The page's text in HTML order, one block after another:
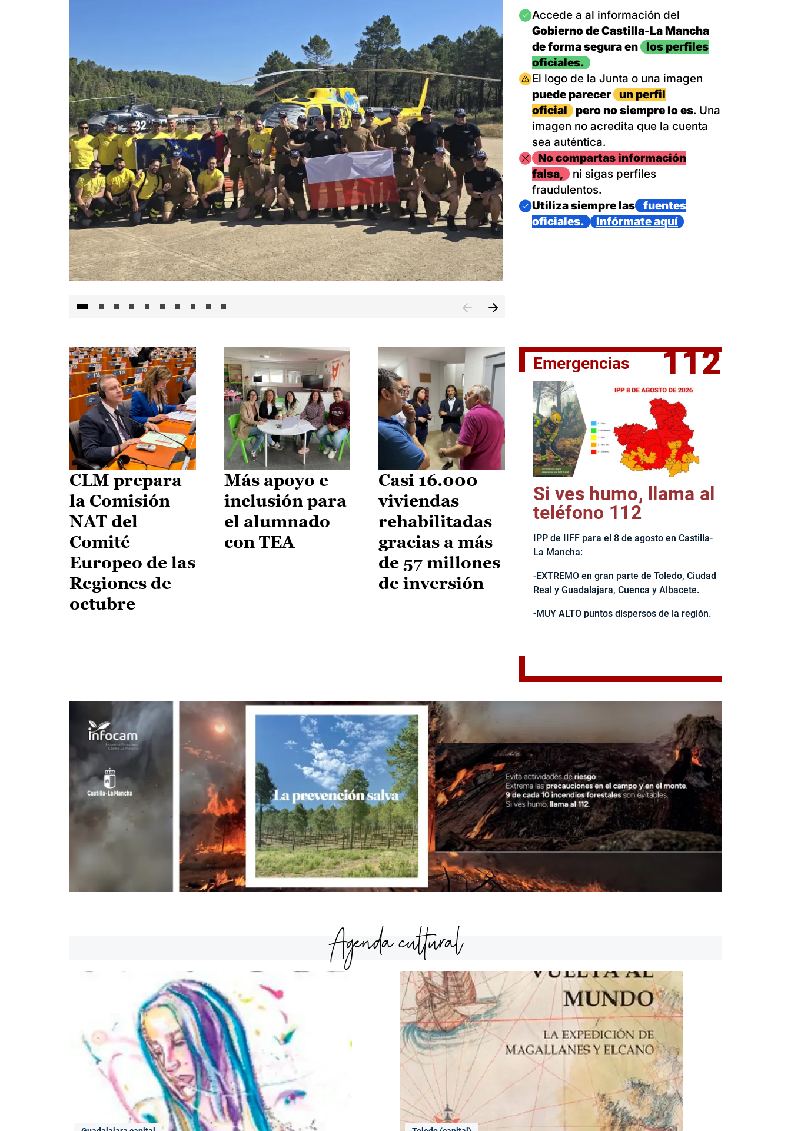
II Vuelta Ciclista CLM LEADER
Imagen
Accede a al información del
Gobierno de Castilla-La Mancha
de forma segura en
los perfiles
oficiales.
Imagen
El logo de la Junta o una imagen
puede parecer
un perfil
oficial
pero no siempre lo es. Una
imagen no acredita que la cuenta
sea auténtica.
ImagenNo compartas información
falsa,
ni sigas perfiles
fraudulentos.
Imagen
Utiliza siempre las
fuentes
oficiales.
Infórmate aquí
CLM prepara
la Comisión
NAT del
Comité
Europeo de las
Regiones de
octubre
Más apoyo e
inclusión para
el alumnado
con TEA
Casi 16.000
viviendas
rehabilitadas
gracias a más
de 57 millones
de inversión
Emergencias 112
Si ves humo, llama al
teléfono 112
IPP de IIFF para el 8 de agosto en Castilla-
La Mancha:
-EXTREMO en gran parte de Toledo, Ciudad
Real y Guadalajara, Cuenca y Albacete.
-MUY ALTO puntos dispersos de la región.
Agenda cultural